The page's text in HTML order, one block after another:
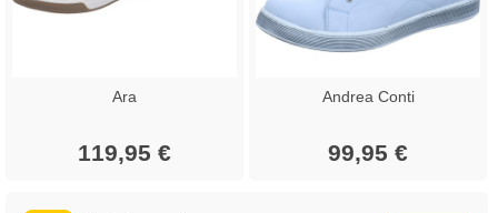
Ara
119,95 €
Andrea Conti
99,95 €